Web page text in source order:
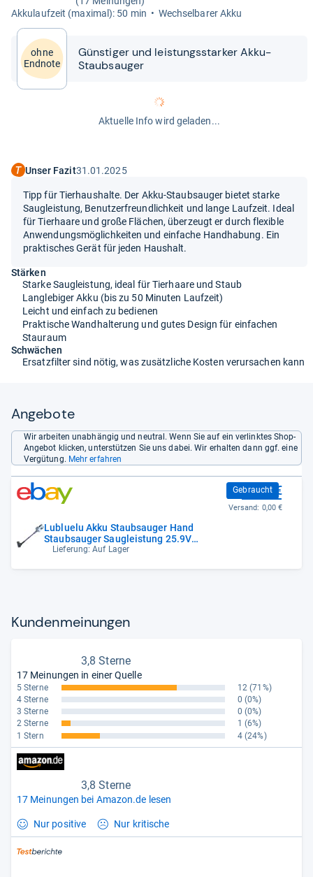
Akku­lauf­zeit (maxi­mal): 50 min
Wech­sel­ba­rer Akku
ohne
Endnote
Güns­ti­ger und leis­tungs­star­ker Akku-​​
Staub­sau­ger
Aktuelle Info wird geladen...
Unser Fazit31.01.2025
Tipp für Tierhaushalte. Der Akku-Staubsauger bietet starke
Saugleistung, Benutzerfreundlichkeit und lange Laufzeit. Ideal
für Tierhaare und große Flächen, überzeugt er durch flexible
Anwendungsmöglichkeiten und einfache Handhabung. Ein
praktisches Gerät für jeden Haushalt.
Stärken
Starke Saugleistung, ideal für Tierhaare und Staub
Langlebiger Akku (bis zu 50 Minuten Laufzeit)
Leicht und einfach zu bedienen
Praktische Wandhalterung und gutes Design für einfachen
Stauraum
Schwächen
Ersatzfilter sind nötig, was zusätzliche Kosten verursachen kann
Angebote
Wir arbeiten unabhängig und neutral. Wenn Sie auf ein verlinktes Shop-
Angebot klicken, unterstützen Sie uns dabei. Wir erhalten dann ggf. eine
Vergütung. Mehr erfahren
Lubluelu Akku Staubsauger Hand
Staubsauger Saugleistung 25.9V
Stickvacuum
Lieferung: Auf Lager
Gebraucht
43,95 €
Versand: 0,00 €
Kun­den­mei­nun­gen
3,8 Sterne
17 Meinungen in einer Quelle
5 Sterne 12 (71%)
4 Sterne
0 (0%)
3 Sterne
0 (0%)
2 Sterne
1 (6%)
1 Stern
4 (24%)
3,8 Sterne
17 Meinungen bei Amazon.de lesen
Nur positive Nur kritische